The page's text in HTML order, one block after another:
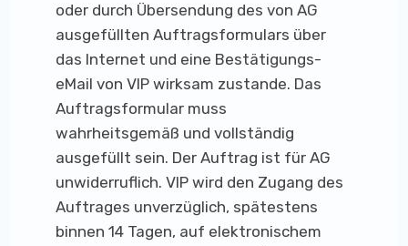
oder durch Übersendung des von AG
ausgefüllten Auftragsformulars über
das Internet und eine Bestätigungs-
eMail von VIP wirksam zustande. Das
Auftragsformular muss
wahrheitsgemäß und vollständig
ausgefüllt sein. Der Auftrag ist für AG
unwiderruflich. VIP wird den Zugang des
Auftrages unverzüglich, spätestens
binnen 14 Tagen, auf elektronischem